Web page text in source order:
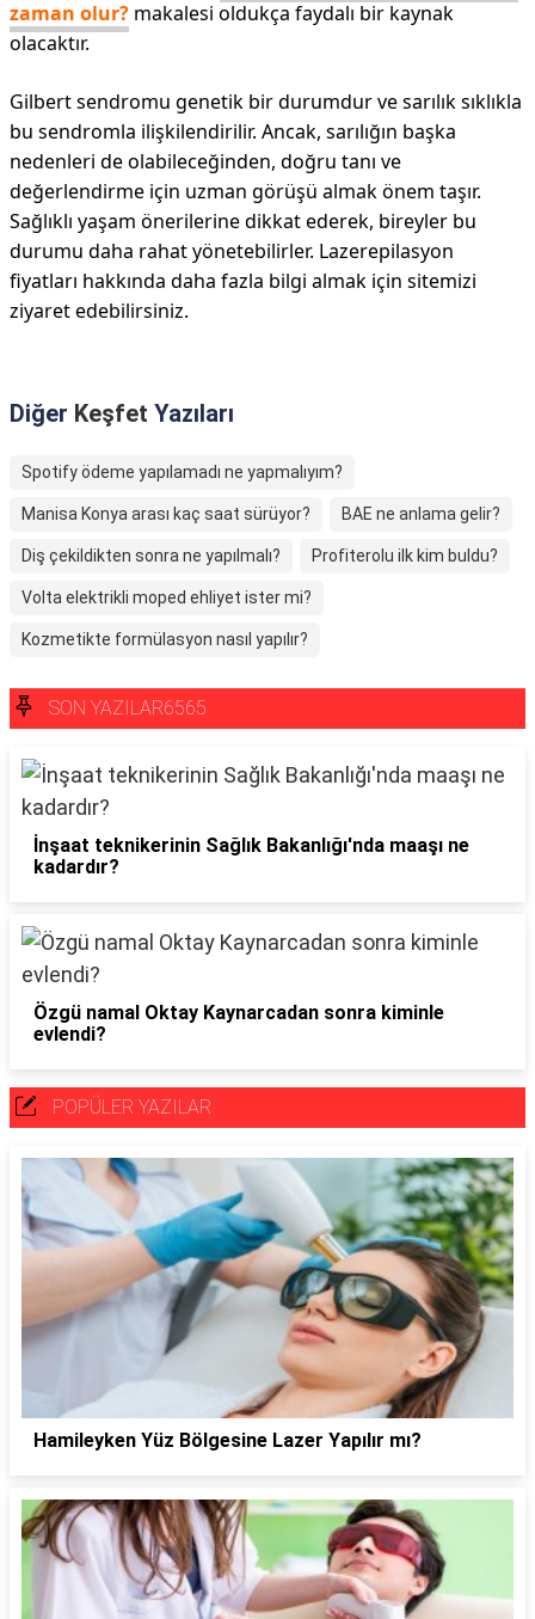
zaman olur? makalesi oldukça faydalı bir kaynak
olacaktır.
Gilbert sendromu genetik bir durumdur ve sarılık sıklıkla
bu sendromla ilişkilendirilir. Ancak, sarılığın başka
nedenleri de olabileceğinden, doğru tanı ve
değerlendirme için uzman görüşü almak önem taşır.
Sağlıklı yaşam önerilerine dikkat ederek, bireyler bu
durumu daha rahat yönetebilirler. Lazerepilasyon
fiyatları hakkında daha fazla bilgi almak için sitemizi
ziyaret edebilirsiniz.
Diğer Keşfet Yazıları
Spotify ödeme yapılamadı ne yapmalıyım?
Manisa Konya arası kaç saat sürüyor? BAE ne anlama gelir?
Diş çekildikten sonra ne yapılmalı? Profiterolu ilk kim buldu?
Volta elektrikli moped ehliyet ister mi?
Kozmetikte formülasyon nasıl yapılır?
SON YAZILAR6565
İnşaat teknikerinin Sağlık Bakanlığı'nda maaşı ne
kadardır?
Özgü namal Oktay Kaynarcadan sonra kiminle
evlendi?
POPÜLER YAZILAR
Hamileyken Yüz Bölgesine Lazer Yapılır mı?